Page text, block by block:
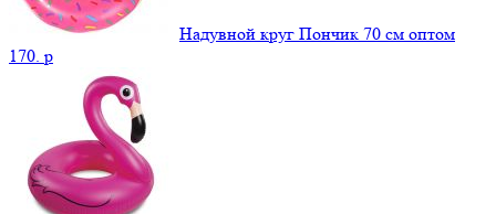
Надувной круг Пончик 70 см оптом
170. p